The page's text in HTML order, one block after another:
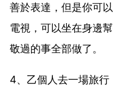
善於表達，但是你可
電視，可以坐在身邊
敬過的事全部做了。
4、乙個人去一場旅